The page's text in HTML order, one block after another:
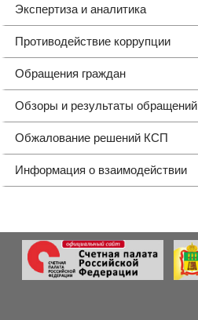
Экспертиза и аналитика
Противодействие коррупции
Обращения граждан
Обзоры и результаты обращений
Обжалование решений КСП
Информация о взаимодействии